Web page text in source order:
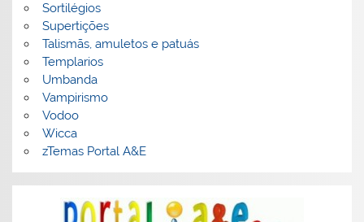
Sortilégios
Supertições
Talismãs, amuletos e patuás
Templarios
Umbanda
Vampirismo
Vodoo
Wicca
zTemas Portal A&E